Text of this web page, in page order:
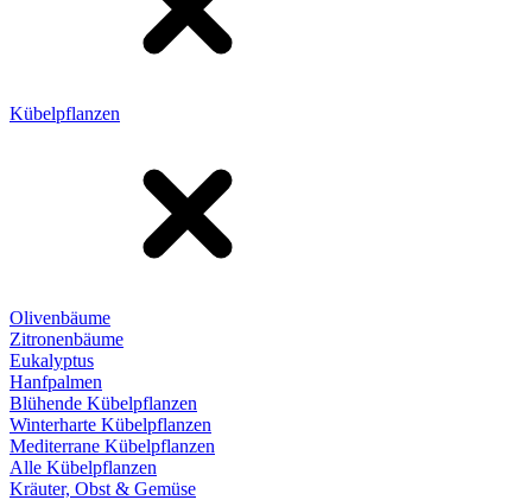
Kübelpflanzen
Olivenbäume
Zitronenbäume
Eukalyptus
Hanfpalmen
Blühende Kübelpflanzen
Winterharte Kübelpflanzen
Mediterrane Kübelpflanzen
Alle Kübelpflanzen
Kräuter, Obst & Gemüse